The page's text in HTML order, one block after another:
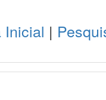
Inicial |